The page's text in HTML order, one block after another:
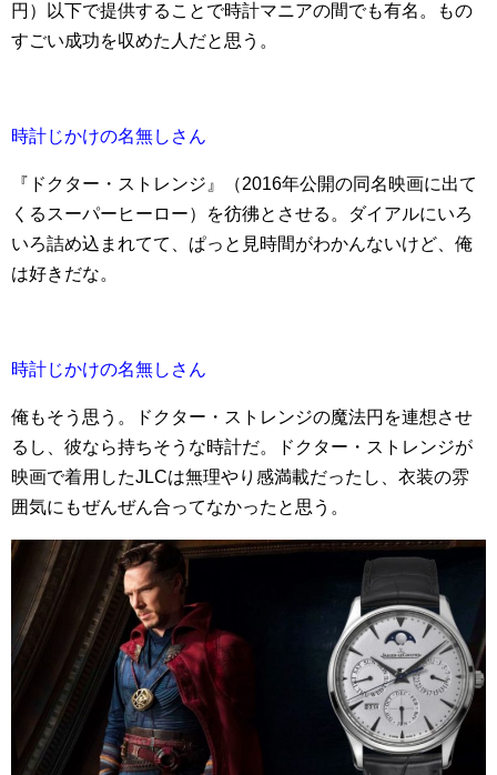
円）以下で提供することで時計マニアの間でも有名。もの
すごい成功を収めた人だと思う。
時計じかけの名無しさん
『ドクター・ストレンジ』（2016年公開の同名映画に出て
くるスーパーヒーロー）を彷彿とさせる。ダイアルにいろ
いろ詰め込まれてて、ぱっと見時間がわかんないけど、俺
は好きだな。
時計じかけの名無しさん
俺もそう思う。ドクター・ストレンジの魔法円を連想させ
るし、彼なら持ちそうな時計だ。ドクター・ストレンジが
映画で着用したJLCは無理やり感満載だったし、衣装の雰
囲気にもぜんぜん合ってなかったと思う。